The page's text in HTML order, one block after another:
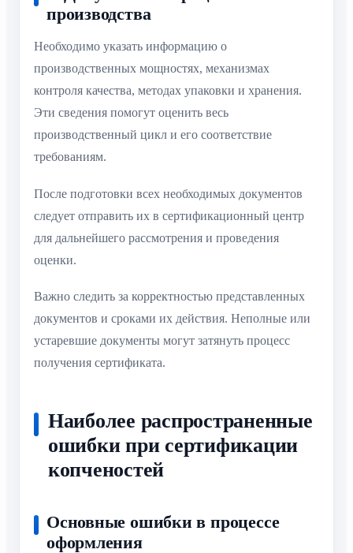
производства
Необходимо указать информацию о
производственных мощностях, механизмах
контроля качества, методах упаковки и хранения.
Эти сведения помогут оценить весь
производственный цикл и его соответствие
требованиям.
После подготовки всех необходимых документов
следует отправить их в сертификационный центр
для дальнейшего рассмотрения и проведения
оценки.
Важно следить за корректностью представленных
документов и сроками их действия. Неполные или
устаревшие документы могут затянуть процесс
получения сертификата.
Наиболее распространенные
ошибки при сертификации
копченостей
Основные ошибки в процессе
оформления